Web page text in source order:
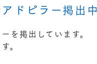
ドピラー掲出中
を掲出しています。
。